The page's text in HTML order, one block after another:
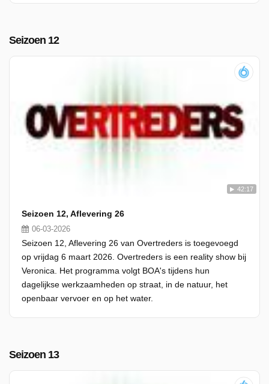
Seizoen 12
42:17
Seizoen 12, Aflevering 26
06-03-2026
Seizoen 12, Aflevering 26 van Overtreders is toegevoegd
op vrijdag 6 maart 2026. Overtreders is een reality show bij
Veronica. Het programma volgt BOA's tijdens hun
dagelijkse werkzaamheden op straat, in de natuur, het
openbaar vervoer en op het water.
Seizoen 13